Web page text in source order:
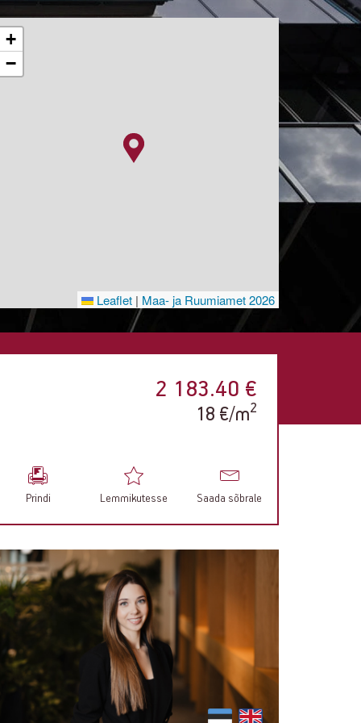
+
−
Leaflet | Maa- ja Ruumiamet 2026
2 183.40 €
18 €/m2
Prindi Lemmikutesse Saada sõbrale